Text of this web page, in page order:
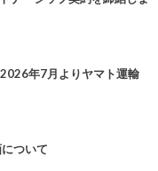
年7月よりヤマト運輸
ついて